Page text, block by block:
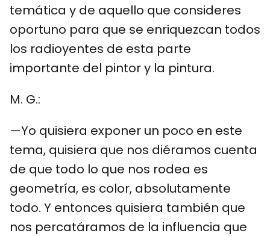
temática y de aquello que consideres
oportuno para que se enriquezcan todos
los radioyentes de esta parte
importante del pintor y la pintura.
M. G.:
—Yo quisiera exponer un poco en este
tema, quisiera que nos diéramos cuenta
de que todo lo que nos rodea es
geometría, es color, absolutamente
todo. Y entonces quisiera también que
nos percatáramos de la influencia que